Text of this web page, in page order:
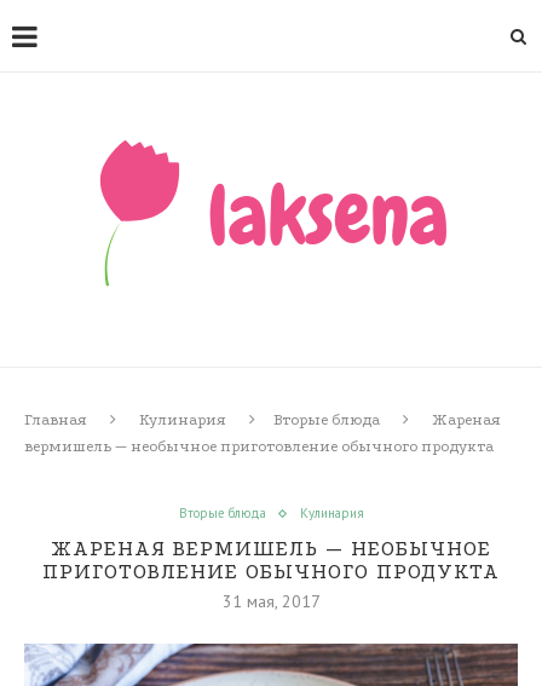
Главная Кулинария Вторые блюда
Жареная
вермишель — необычное приготовление обычного продукта
Вторые блюда Кулинария
ЖАРЕНАЯ ВЕРМИШЕЛЬ — НЕОБЫЧНОЕ
ПРИГОТОВЛЕНИЕ ОБЫЧНОГО ПРОДУКТА
31 мая, 2017